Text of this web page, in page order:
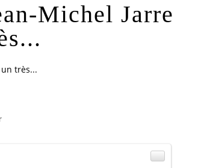
Michel Jarre
un très...